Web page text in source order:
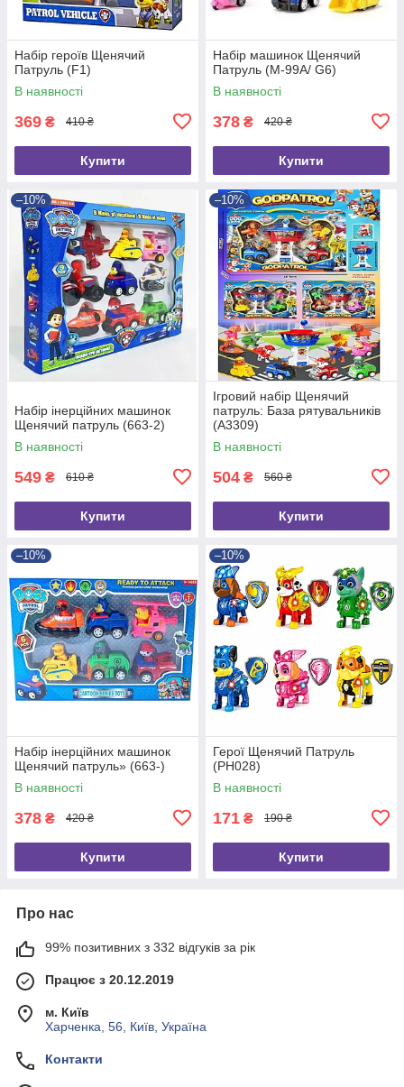
Набір героїв Щенячий
Патруль (F1)
В наявності
369 ₴ 410 ₴
Купити
Набір машинок Щенячий
Патруль (M-99A/ G6)
В наявності
378 ₴ 420 ₴
Купити
–10%
Набір інерційних машинок
Щенячий патруль (663-2)
В наявності
549 ₴ 610 ₴
Купити
–10%
Ігровий набір Щенячий
патруль: База рятувальників
(A3309)
В наявності
504 ₴ 560 ₴
Купити
–10%
Набір інерційних машинок
Щенячий патруль» (663-)
В наявності
378 ₴ 420 ₴
Купити
–10%
Герої Щенячий Патруль
(PH028)
В наявності
171 ₴ 190 ₴
Купити
Про нас
99% позитивних з 332 відгуків за рік
Працює з 20.12.2019
м. Київ
Харченка, 56, Київ, Україна
Контакти